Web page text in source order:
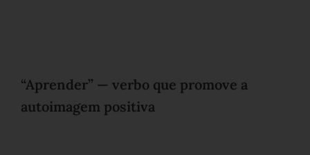
“Aprender” — verbo que promove a
autoimagem positiva